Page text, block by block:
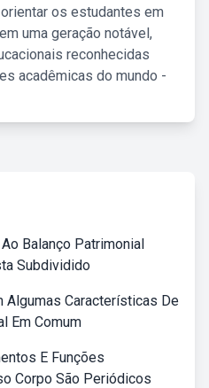
os estudantes em
uma geração notável,
reconhecidas
acadêmicas do mundo -
Balanço Patrimonial
Subdividido
Algumas Características De
Em Comum
E Funções
Corpo São Periódicos